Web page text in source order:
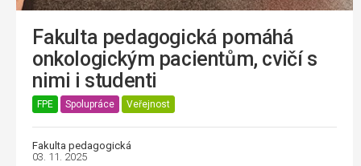
Fakulta pedagogická pomáhá
onkologickým pacientům, cvičí s
nimi i studenti
FPE Spolupráce Veřejnost
Fakulta pedagogická
03. 11. 2025